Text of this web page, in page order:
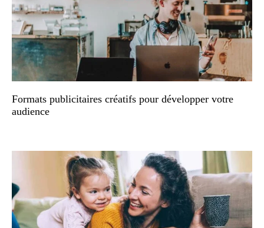
Formats publicitaires créatifs pour développer votre
audience